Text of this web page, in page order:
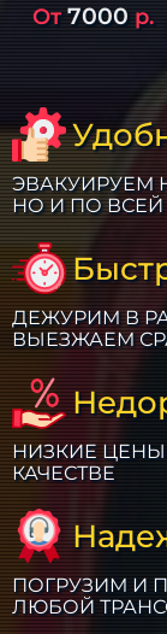
От7000р.
ЭВАКУИРУЕМ
НО И ПО
ДЕЖУРИМ В
ВЫЕЗЖАЕМ
НИЗКИЕ
КАЧЕСТВЕ
ПОГРУЗИМ И
ЛЮБОЙ